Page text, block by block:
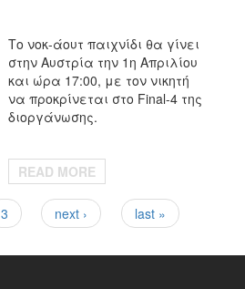
Το νοκ-άουτ παιχνίδι θα γίνει
στην Αυστρία την 1η Απριλίου
και ώρα 17:00, με τον νικητή
να προκρίνεται στο Final-4 της
διοργάνωσης.
READ MORE
3 next › last »